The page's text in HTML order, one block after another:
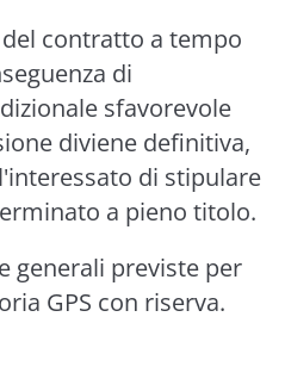
contratto a tempo
di
sfavorevole
diviene definitiva,
di stipulare
a pieno titolo.
generali previste per
GPS con riserva.